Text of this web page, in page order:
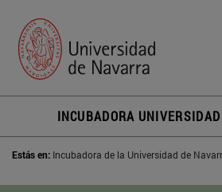
INCUBADORA
Estás en: Incubadora de la Universidad de